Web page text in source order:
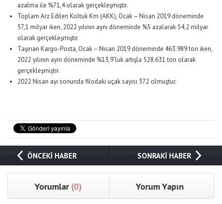
azalma ile %71,4 olarak gerçekleşmiştir.
Toplam Arz Edilen Koltuk Km (AKK), Ocak – Nisan 2019 döneminde
57,1 milyar iken, 2022 yılının aynı döneminde %5 azalarak 54,2 milyar
olarak gerçekleşmiştir.
Taşınan Kargo-Posta, Ocak – Nisan 2019 döneminde 463.989 ton iken,
2022 yılının aynı döneminde %13,9’luk artışla 528.631 ton olarak
gerçekleşmiştir.
2022 Nisan ayı sonunda filodaki uçak sayısı 372 olmuştur.
ÖNCEKİ HABER SONRAKİ HABER
Yorumlar (0) Yorum Yapın